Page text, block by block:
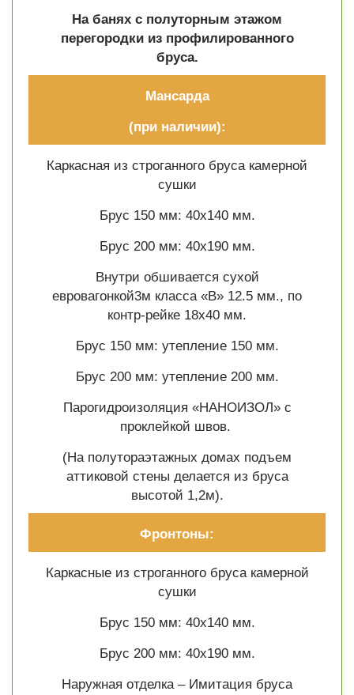
На банях с полуторным этажом
перегородки из профилированного
бруса.
Мансарда
(при наличии):
Каркасная из строганного бруса камерной
сушки
Брус 150 мм: 40х140 мм.
Брус 200 мм: 40х190 мм.
Внутри обшивается сухой
евровагонкой3м класса «В» 12.5 мм., по
контр-рейке 18х40 мм.
Брус 150 мм: утепление 150 мм.
Брус 200 мм: утепление 200 мм.
Парогидроизоляция «НАНОИЗОЛ» с
проклейкой швов.
(На полутораэтажных домах подъем
аттиковой стены делается из бруса
высотой 1,2м).
Фронтоны:
Каркасные из строганного бруса камерной
сушки
Брус 150 мм: 40х140 мм.
Брус 200 мм: 40х190 мм.
Наружная отделка – Имитация бруса